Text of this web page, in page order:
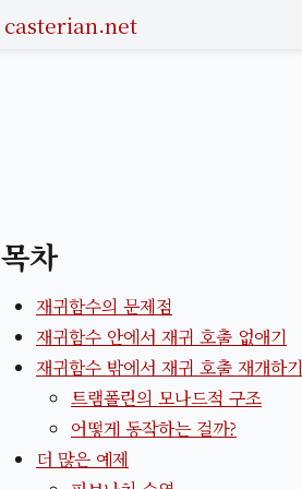
casterian.net
목차
재귀함수의 문제점
재귀함수 안에서 재귀 호출 없애기
재귀함수 밖에서 재귀 호출 재개하기
트램폴린의 모나드적 구조
어떻게 동작하는 걸까?
더 많은 예제